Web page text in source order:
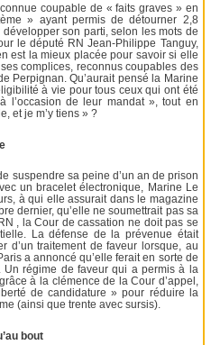
coupable de « faits graves » en
» ayant permis de détourner 2,8
son parti, selon les mots de
le député RN Jean-Philippe Tanguy,
est la mieux placée pour savoir si elle
complices, reconnus coupables des
Perpignan. Qu’aurait pensé la Marine
à vie pour tous ceux qui ont été
l’occasion de leur mandat », tout en
et je m’y tiens » ?
suspendre sa peine d’un an de prison
un bracelet électronique, Marine Le
à qui elle assurait dans le magazine
dernier, qu’elle ne soumettrait pas sa
, la Cour de cassation ne doit pas se
La défense de la prévenue était
d’un traitement de faveur lorsque, au
a annoncé qu’elle ferait en sorte de
régime de faveur qui a permis à la
à la clémence de la Cour d’appel,
de candidature » pour réduire la
(ainsi que trente avec sursis).
bout